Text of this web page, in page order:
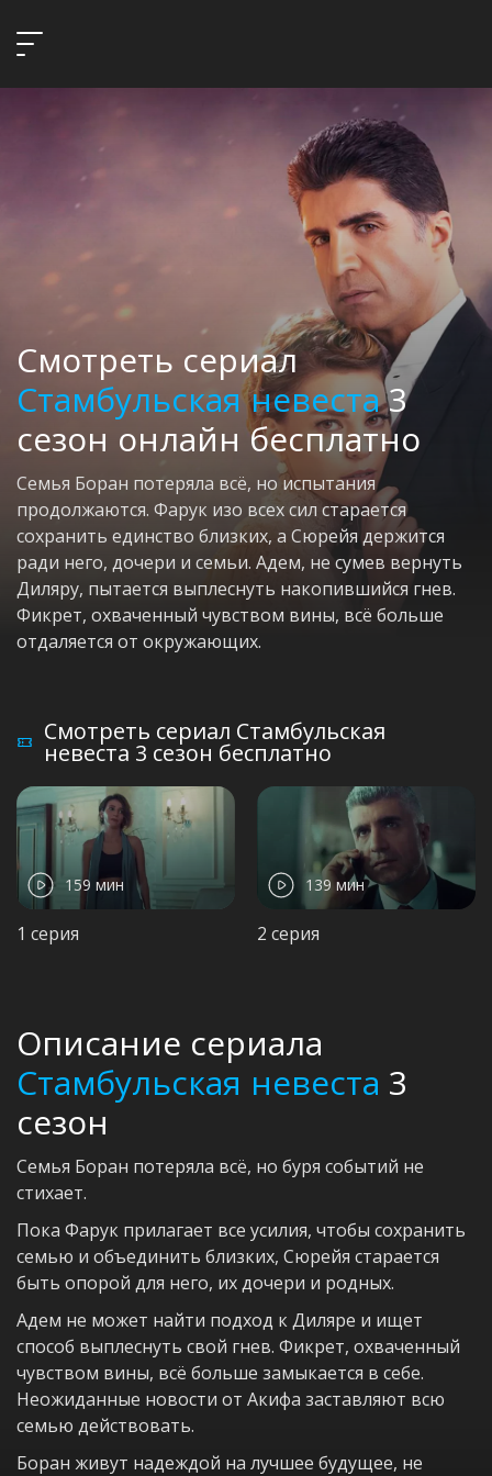
Смотреть сериал
Стамбульская невеста3
сезон онлайн бесплатно
Семья Боран потеряла всё, но испытания
продолжаются. Фарук изо всех сил старается
сохранить единство близких, а Сюрейя держится
ради него, дочери и семьи. Адем, не сумев вернуть
Диляру, пытается выплеснуть накопившийся гнев.
Фикрет, охваченный чувством вины, всё больше
отдаляется от окружающих.
Смотреть сериал Стамбульская
невеста 3 сезон бесплатно
159 мин
1 серия
139 мин
2 серия
Описание сериала
Стамбульская невеста 3
сезон
Семья Боран потеряла всё, но буря событий не
стихает.
Пока Фарук прилагает все усилия, чтобы сохранить
семью и объединить близких, Сюрейя старается
быть опорой для него, их дочери и родных.
Адем не может найти подход к Диляре и ищет
способ выплеснуть свой гнев. Фикрет, охваченный
чувством вины, всё больше замыкается в себе.
Неожиданные новости от Акифа заставляют всю
семью действовать.
Боран живут надеждой на лучшее будущее, не